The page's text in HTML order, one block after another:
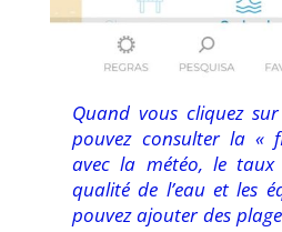
Quand vous cliquez
pouvez consulter la «
avec la météo, le taux
qualité de l’eau et les
pouvez ajouter des